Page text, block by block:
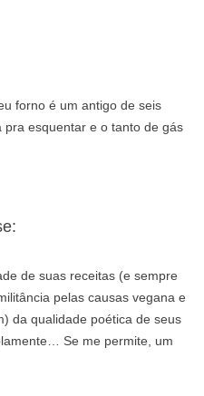
forno é um antigo de seis
pra esquentar e o tanto de gás
de suas receitas (e sempre
pelas causas vegana e
da qualidade poética de seus
Se me permite, um